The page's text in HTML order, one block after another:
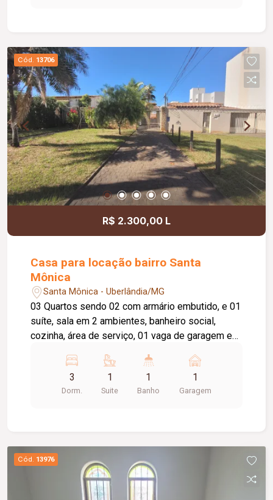
Cód. 13706
R$ 2.300,00 L
Casa para locação bairro Santa
Mônica
Santa Mônica - Uberlândia/MG
03 Quartos sendo 02 com armário embutido, e 01
suíte, sala em 2 ambientes, banheiro social,
cozinha, área de serviço, 01 vaga de garagem e
3
Dorm.
1
Suite
1
Banho
1
Garagem
Cód. 13976